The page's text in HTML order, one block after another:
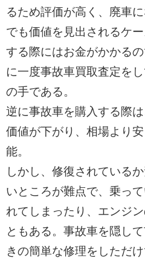
るため評価が高く、廃車
でも価値を見出されるケ
する際にはお金がかかる
に一度事故車買取査定を
の手である。
逆に事故車を購入する際
価値が下がり、相場より
能。
しかし、修復されている
いところが難点で、乗っ
れてしまったり、エンジ
ともある。事故車を隠し
きの簡単な修理をしただ